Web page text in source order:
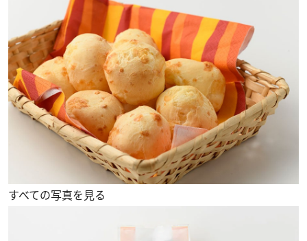
すべての写真を見る